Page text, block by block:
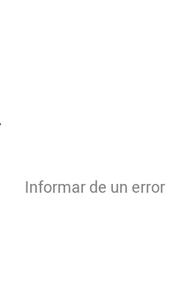
Informar de un error